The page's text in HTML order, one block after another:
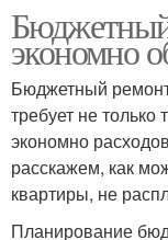
экономно
Бюджетный
требует не только
экономно
расскажем, как
квартиры, не
Планирование